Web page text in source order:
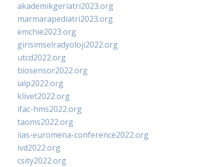
akademikgeriatri2023.org
marmarapediatri2023.org
emchie2023.org
girisimselradyoloji2022.org
utcd2022.org
biosensor2022.org
ialp2022.org
klivet2022.org
ifac-hms2022.org
taoms2022.org
iias-euromena-conference2022.org
ivd2022.org
csity2022.org